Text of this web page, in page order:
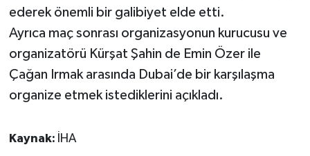
ederek önemli bir galibiyet elde etti.
Ayrıca maç sonrası organizasyonun kurucusu ve
organizatörü Kürşat Şahin de Emin Özer ile
Çağan Irmak arasında Dubai’de bir karşılaşma
organize etmek istediklerini açıkladı.
Kaynak: İHA